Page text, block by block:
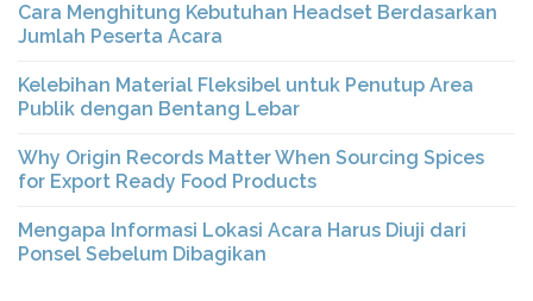
Cara Menghitung Kebutuhan Headset Berdasarkan
Jumlah Peserta Acara
Kelebihan Material Fleksibel untuk Penutup Area
Publik dengan Bentang Lebar
Why Origin Records Matter When Sourcing Spices
for Export Ready Food Products
Mengapa Informasi Lokasi Acara Harus Diuji dari
Ponsel Sebelum Dibagikan